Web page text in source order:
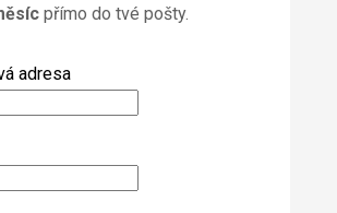
přímo do tvé pošty.
adresa